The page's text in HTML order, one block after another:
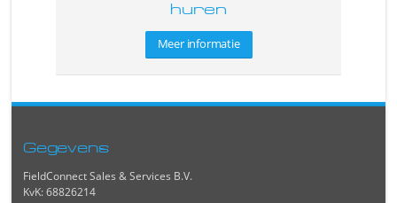
huren
Meer informatie
Gegevens
FieldConnect Sales & Services B.V.
KvK: 68826214